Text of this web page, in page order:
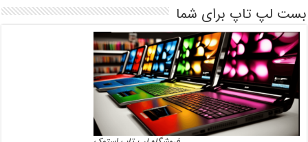
بست لپ تاپ برای شما